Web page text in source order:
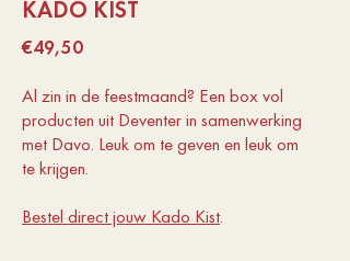
KADO KIST
€49,50​
Al zin in de feestmaand? Een box vol
producten uit Deventer in samenwerking
met Davo. Leuk om te geven en leuk om
te krijgen.
Bestel direct jouw Kado Kist.